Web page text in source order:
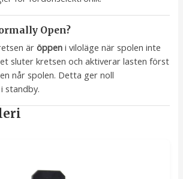
Open?
äröppen i viloläge när spolen inte
sluter kretsen och aktiverar lasten först
når spolen. Detta ger noll
standby.